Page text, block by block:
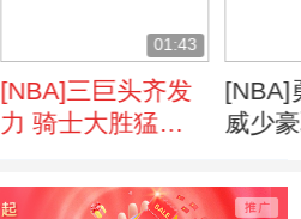
01:43
[NBA]三巨头齐发
力 骑士大胜猛龙
[NBA]
威少